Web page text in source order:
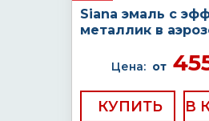
Siana эмаль с
металлик в
Цена: от
КУПИТЬ